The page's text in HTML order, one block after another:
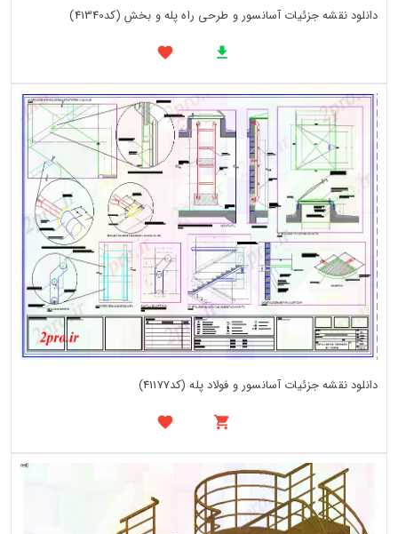
دانلود نقشه جزئیات آسانسور و طرحی راه پله و بخش (کد41340)
دانلود نقشه جزئیات آسانسور و فولاد پله (کد41177)